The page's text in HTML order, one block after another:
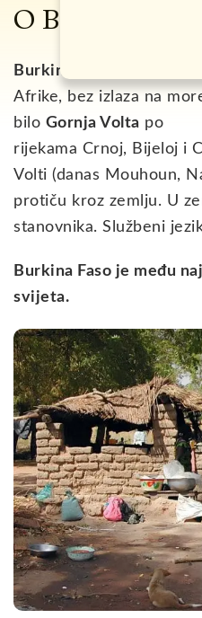
O Burkini Faso
Burkina Faso
je država
Afrike, bez izlaza na
bilo Gornja Volta po
rijekama Crnoj, Bijeloj i
Volti (danas Mouhoun,
protiču kroz zemlju. U
stanovnika. Službeni
Burkina Faso je među
svijeta.